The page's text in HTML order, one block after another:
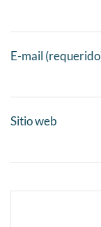
E-mail
Sitio web